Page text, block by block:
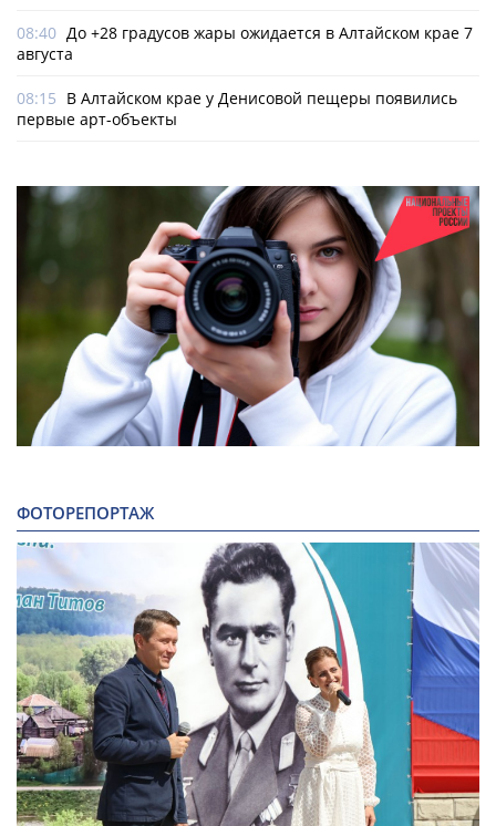
08:40 До +28 градусов жары ожидается в Алтайском крае 7
августа
08:15 В Алтайском крае у Денисовой пещеры появились
первые арт-объекты
ФОТОРЕПОРТАЖ